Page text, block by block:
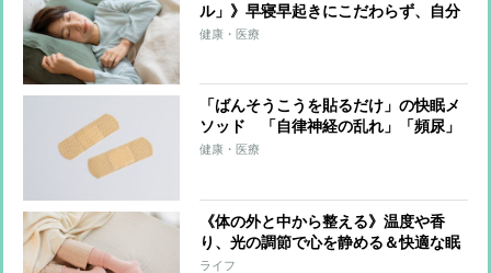
ル」》早寝早起きにこだわらず、自分
に合ったリズムを選ぶことが重要 最
健康・医療
「ばんそうこうを貼るだけ」の快眠メ
ソッド 「自律神経の乱れ」「頻尿」
「歯ぎしり」など症状別の貼り方も紹
健康・医療
《体の外と中から整える》温度や香
り、光の調節で心を静める＆快適な眠
りへ導く！睡眠の専門家が選んだ快眠
ライフ